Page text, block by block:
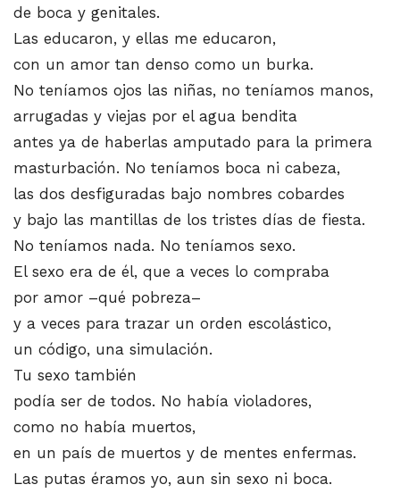
de boca y genitales.
Las educaron, y ellas me educaron,
con un amor tan denso como un burka.
No teníamos ojos las niñas, no teníamos manos,
arrugadas y viejas por el agua bendita
antes ya de haberlas amputado para la primera
masturbación. No teníamos boca ni cabeza,
las dos desfiguradas bajo nombres cobardes
y bajo las mantillas de los tristes días de fiesta.
No teníamos nada. No teníamos sexo.
El sexo era de él, que a veces lo compraba
por amor –qué pobreza–
y a veces para trazar un orden escolástico,
un código, una simulación.
Tu sexo también
podía ser de todos. No había violadores,
como no había muertos,
en un país de muertos y de mentes enfermas.
Las putas éramos yo, aun sin sexo ni boca.